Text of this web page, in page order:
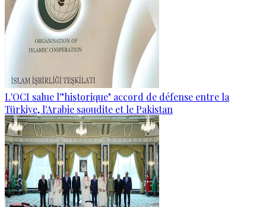
L'OCI salue l'"historique" accord de défense entre la
Türkiye, l'Arabie saoudite et le Pakistan